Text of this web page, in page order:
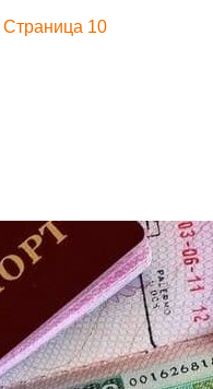
Страница 10